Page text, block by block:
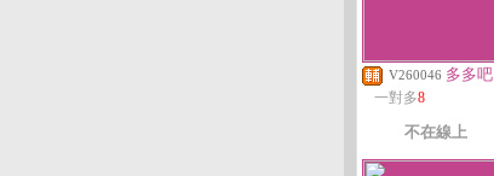
V260046 多多吧
一對多8
不在線上